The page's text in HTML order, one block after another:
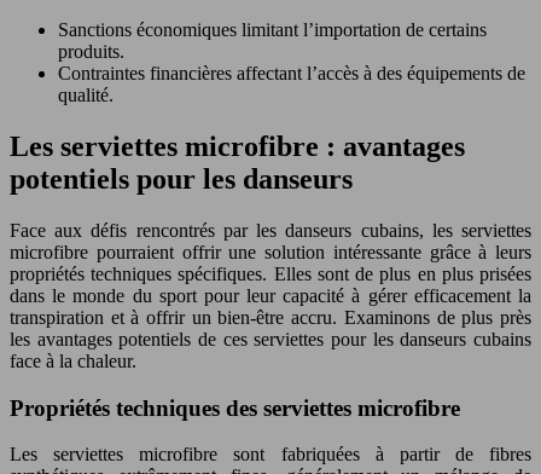
Sanctions économiques limitant l’importation de certains
produits.
Contraintes financières affectant l’accès à des équipements de
qualité.
Les serviettes microfibre : avantages
potentiels pour les danseurs
Face aux défis rencontrés par les danseurs cubains, les serviettes
microfibre pourraient offrir une solution intéressante grâce à leurs
propriétés techniques spécifiques. Elles sont de plus en plus prisées
dans le monde du sport pour leur capacité à gérer efficacement la
transpiration et à offrir un bien-être accru. Examinons de plus près
les avantages potentiels de ces serviettes pour les danseurs cubains
face à la chaleur.
Propriétés techniques des serviettes microfibre
Les serviettes microfibre sont fabriquées à partir de fibres